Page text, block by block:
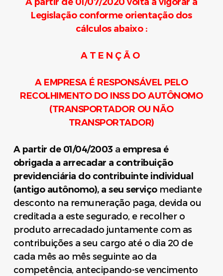
Legislação conforme orientação dos
cálculos abaixo :
A T E N Ç Ã O
A EMPRESA É RESPONSÁVEL PELO
RECOLHIMENTO DO INSS DO AUTÔNOMO
(TRANSPORTADOR OU NÃO
TRANSPORTADOR)
A partir de 01/04/2003 a empresa é
obrigada a arrecadar a contribuição
previdenciária do contribuinte individual
(antigo autônomo), a seu serviço mediante
desconto na remuneração paga, devida ou
creditada a este segurado, e recolher o
produto arrecadado juntamente com as
contribuições a seu cargo até o dia 20 de
cada mês ao mês seguinte ao da
competência, antecipando-se vencimento